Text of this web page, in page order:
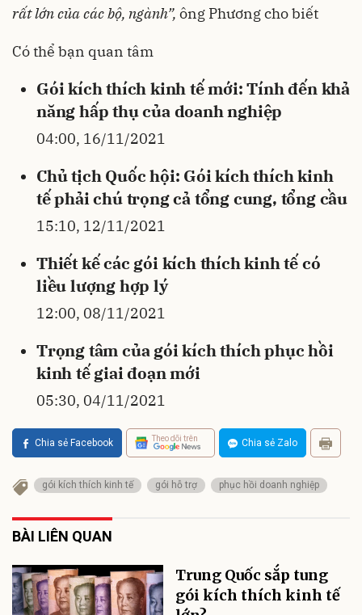
rất lớn của các bộ, ngành”, ông Phương cho biết
Có thể bạn quan tâm
Gói kích thích kinh tế mới: Tính đến khả
năng hấp thụ của doanh nghiệp
04:00, 16/11/2021
Chủ tịch Quốc hội: Gói kích thích kinh
tế phải chú trọng cả tổng cung, tổng cầu
15:10, 12/11/2021
Thiết kế các gói kích thích kinh tế có
liều lượng hợp lý
12:00, 08/11/2021
Trọng tâm của gói kích thích phục hồi
kinh tế giai đoạn mới
05:30, 04/11/2021
Chia sẻ Facebook Theo dõi trên Chia sẻ Zalo
gói kích thích kinh tế gói hỗ trợ phục hồi doanh nghiệp
BÀI LIÊN QUAN
Trung Quốc sắp tung
gói kích thích kinh tế